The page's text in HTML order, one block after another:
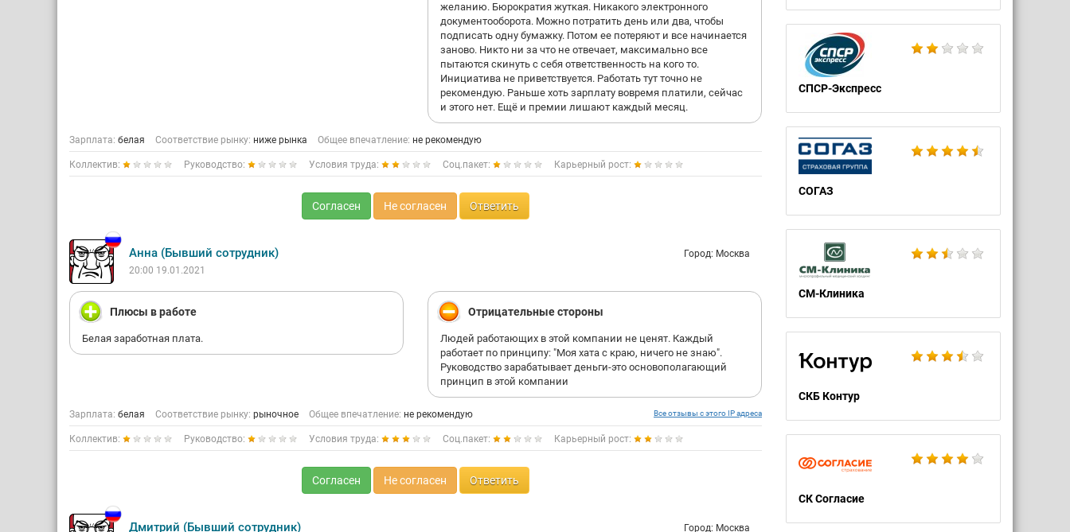
СПСР-Экспресс
СОГАЗ
СМ-Клиника
СКБ Контур
СК Согласие
желанию. Бюрократия жуткая. Никакого электронного
документооборота. Можно потратить день или два, чтобы
подписать одну бумажку. Потом ее потеряют и все начинается
заново. Никто ни за что не отвечает, максимально все
пытаются скинуть с себя ответственность на кого то.
Инициатива не приветствуется. Работать тут точно не
рекомендую. Раньше хоть зарплату вовремя платили, сейчас
и этого нет. Ещё и премии лишают каждый месяц.
Зарплата: белая Соответствие рынку: ниже рынка Общее впечатление: не рекомендую
Коллектив: Руководство: Условия труда: Соц.пакет: Карьерный рост:
Согласен Не согласен Ответить
Анна (Бывший сотрудник)
Город: Москва
20:00 19.01.2021
Плюсы в работе
Белая заработная плата.
Отрицательные стороны
Людей работающих в этой компании не ценят. Каждый
работает по принципу: "Моя хата с краю, ничего не знаю".
Руководство зарабатывает деньги-это основополагающий
принцип в этой компании
Зарплата: белая Соответствие рынку: рыночное Общее впечатление: не рекомендую Все отзывы с этого IP адреса
Коллектив: Руководство: Условия труда: Соц.пакет: Карьерный рост:
Согласен Не согласен Ответить
Дмитрий (Бывший сотрудник) Город: Москва